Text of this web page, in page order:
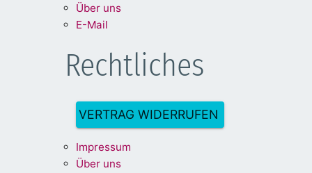
Über uns
E-Mail
Rechtliches
VERTRAG WIDERRUFEN
Impressum
Über uns